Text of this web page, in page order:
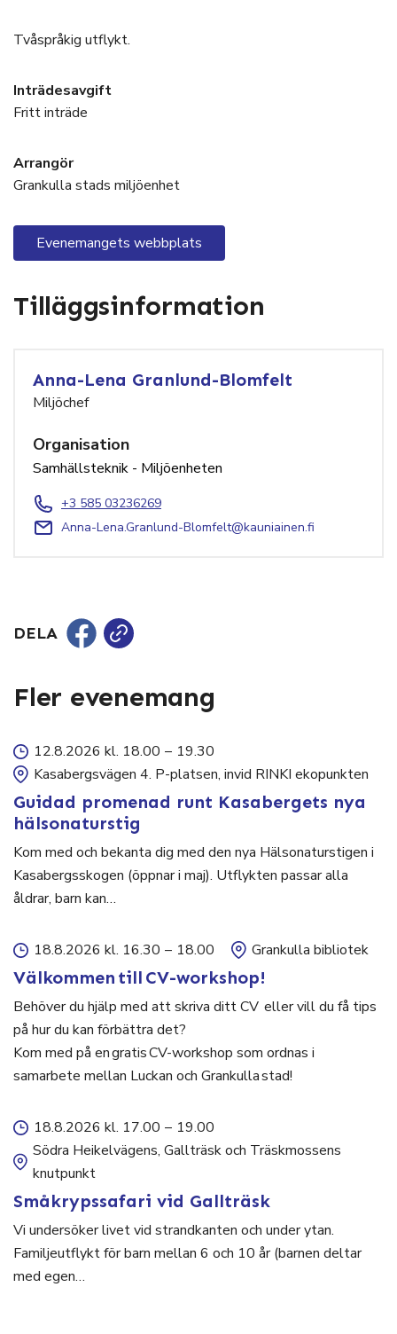
Tvåspråkig utflykt.
Inträdesavgift
Fritt inträde
Arrangör
Grankulla stads miljöenhet
Evenemangets webbplats
Tilläggsinformation
Anna-Lena Granlund-Blomfelt
Miljöchef
Organisation
Samhällsteknik - Miljöenheten
+3 585 03236269
Anna-Lena.Granlund-Blomfelt@kauniainen.fi
DELA
Fler evenemang
12.8.2026 kl. 18.00 – 19.30
Kasabergsvägen 4. P-platsen, invid RINKI ekopunkten
Guidad promenad runt Kasabergets nya
hälsonaturstig
Kom med och bekanta dig med den nya Hälsonaturstigen i
Kasabergsskogen (öppnar i maj). Utflykten passar alla
åldrar, barn kan…
18.8.2026 kl. 16.30 – 18.00 Grankulla bibliotek
Välkommen till CV-workshop!
Behöver du hjälp med att skriva ditt CV eller vill du få tips
på hur du kan förbättra det?
Kom med på en gratis CV-workshop som ordnas i
samarbete mellan Luckan och Grankulla stad!
18.8.2026 kl. 17.00 – 19.00
Södra Heikelvägens, Gallträsk och Träskmossens
knutpunkt
Småkrypssafari vid Gallträsk
Vi undersöker livet vid strandkanten och under ytan.
Familjeutflykt för barn mellan 6 och 10 år (barnen deltar
med egen…